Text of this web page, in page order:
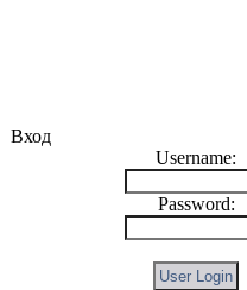
Вход
Username:
Password: